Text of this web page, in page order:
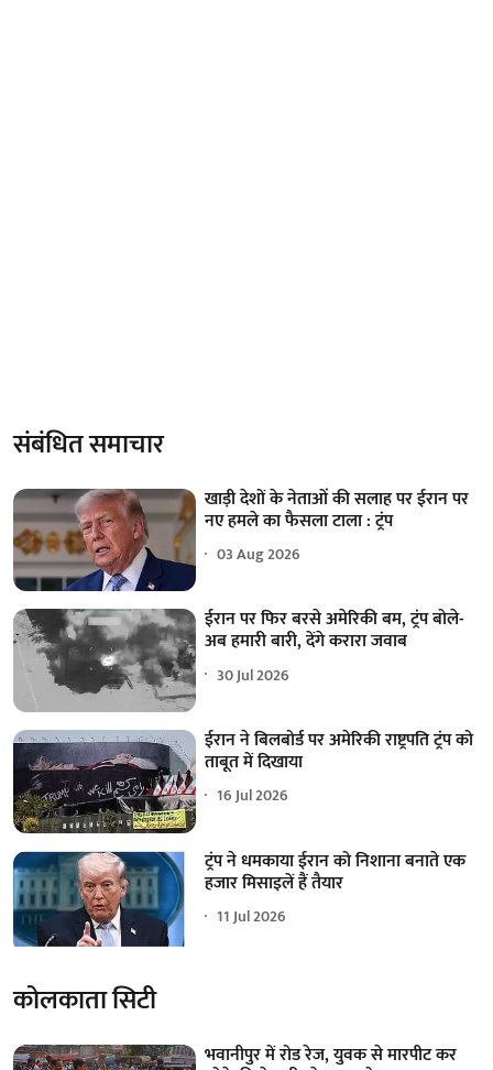
संबंधित समाचार
खाड़ी देशों के नेताओं की सलाह पर ईरान पर
नए हमले का फैसला टाला : ट्रंप
03 Aug 2026
ईरान पर फिर बरसे अमेरिकी बम, ट्रंप बोले-
अब हमारी बारी, देंगे करारा जवाब
30 Jul 2026
ईरान ने बिलबोर्ड पर अमेरिकी राष्ट्रपति ट्रंप को
ताबूत में दिखाया
16 Jul 2026
ट्रंप ने धमकाया ईरान को निशाना बनाते एक
हजार मिसाइलें हैं तैयार
11 Jul 2026
कोलकाता सिटी
भवानीपुर में रोड रेज, युवक से मारपीट कर